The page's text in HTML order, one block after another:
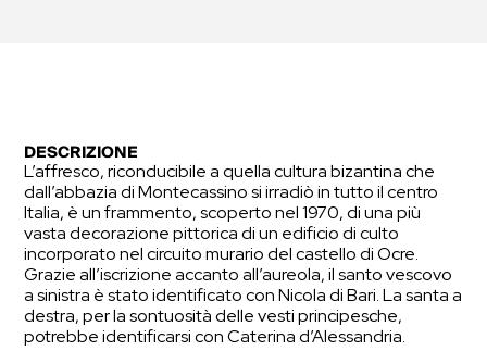
DESCRIZIONE
L’affresco, riconducibile a quella cultura bizantina che
dall’abbazia di Montecassino si irradiò in tutto il centro
Italia, è un frammento, scoperto nel 1970, di una più
vasta decorazione pittorica di un edificio di culto
incorporato nel circuito murario del castello di Ocre.
Grazie all’iscrizione accanto all’aureola, il santo vescovo
a sinistra è stato identificato con Nicola di Bari. La santa a
destra, per la sontuosità delle vesti principesche,
potrebbe identificarsi con Caterina d’Alessandria.